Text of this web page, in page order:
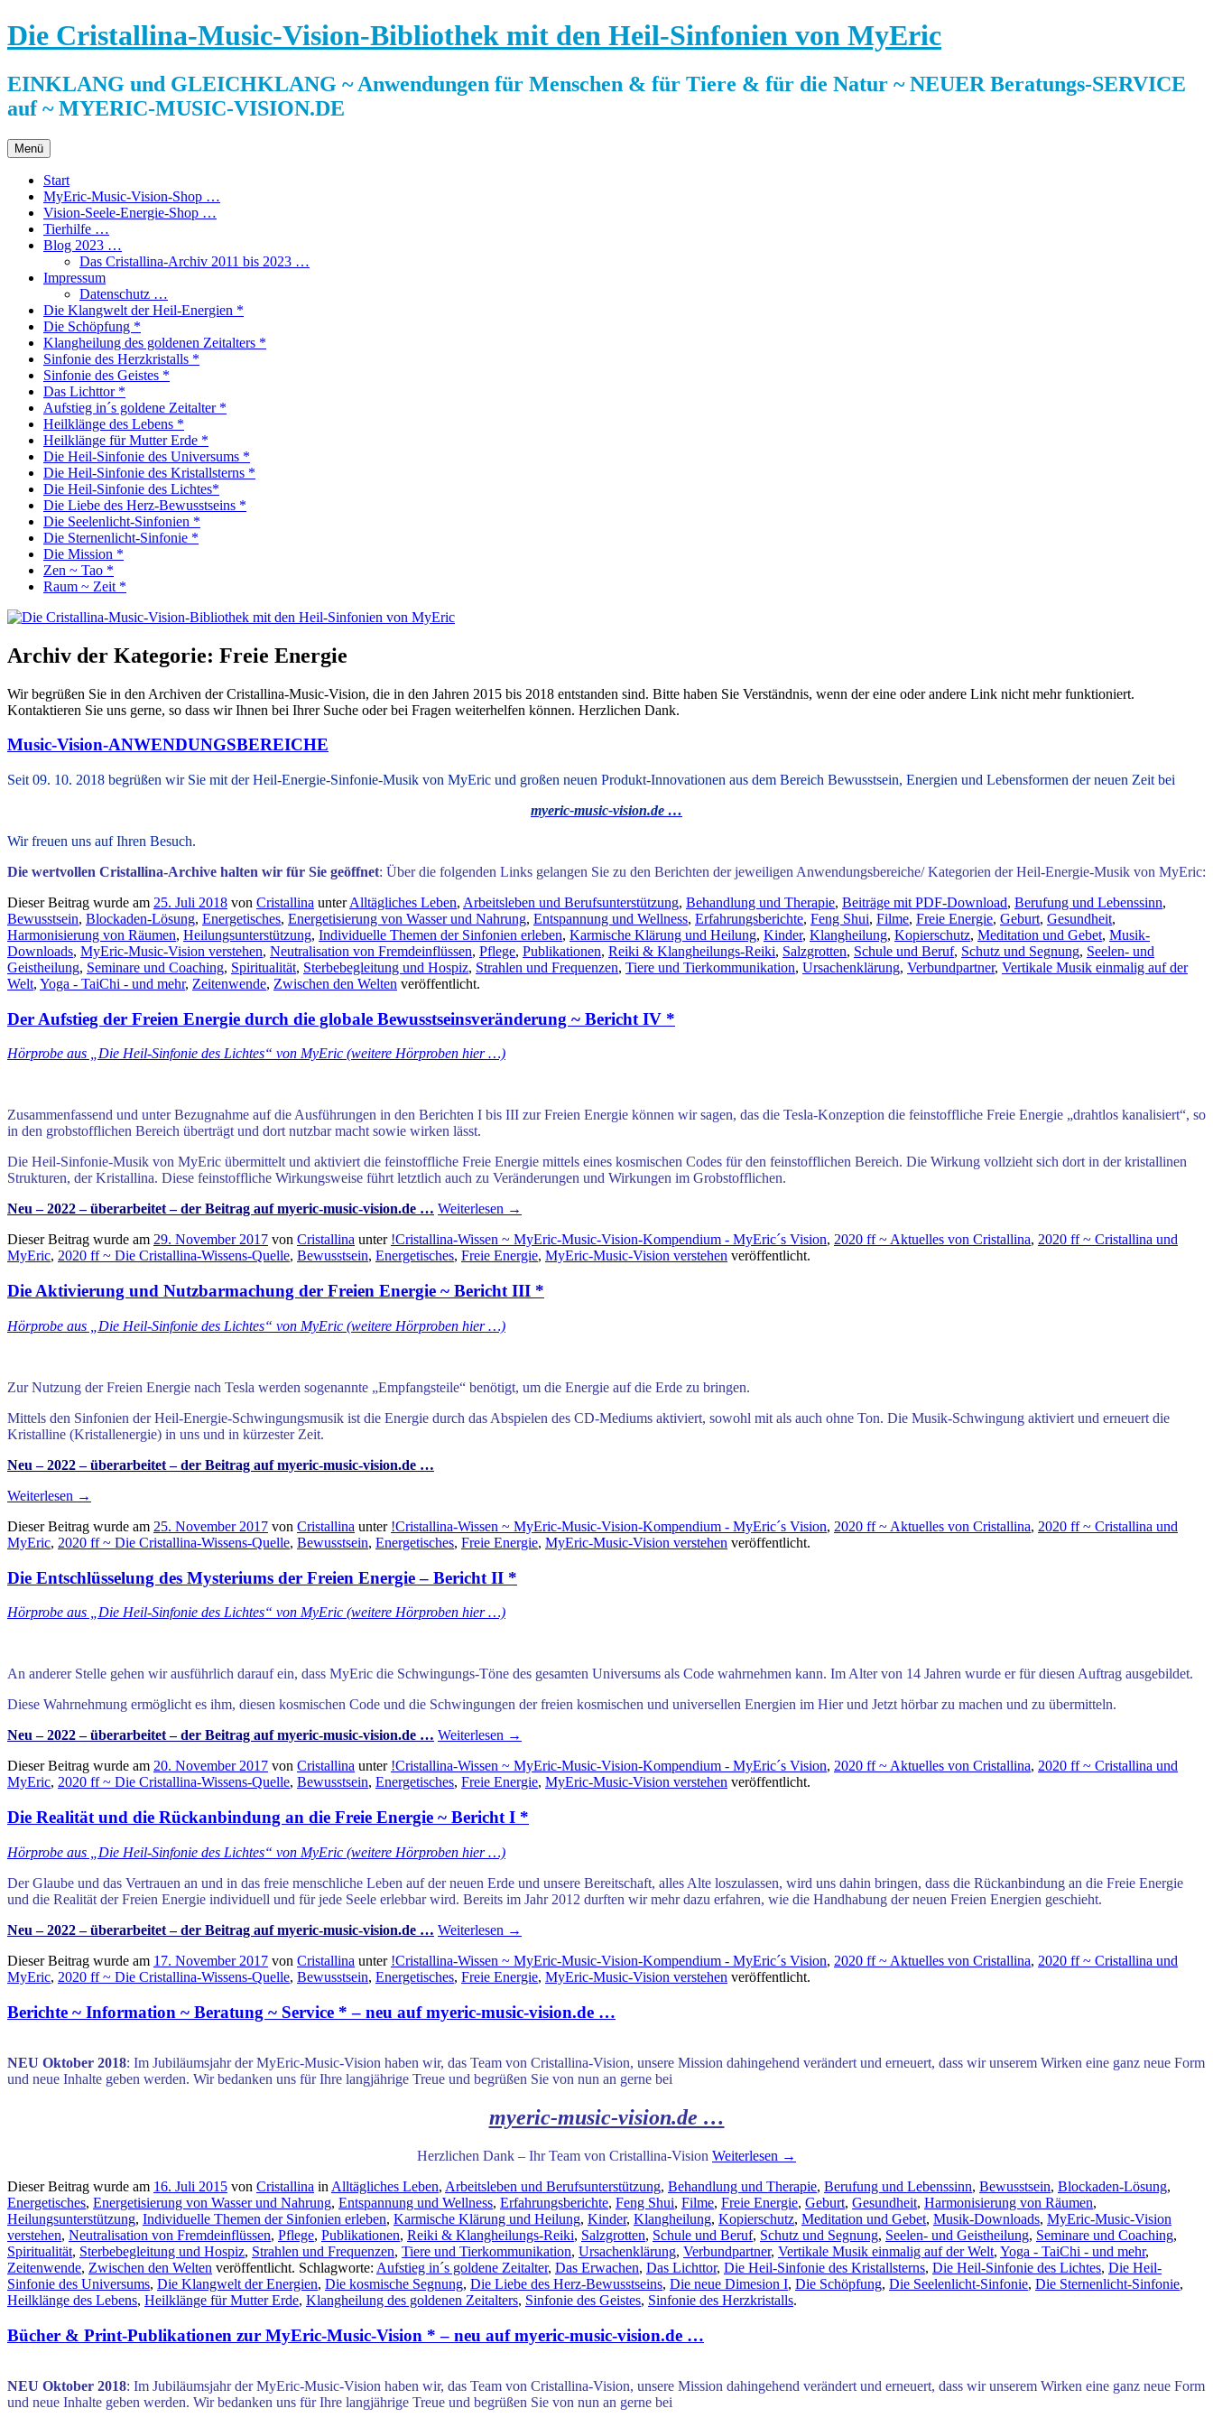
Zum
Inhalt
Die Cristallina-Music-Vision-Bibliothek mit den Heil-Sinfonien von MyEric
EINKLANG und GLEICHKLANG ~ Anwendungen für Menschen & für Tiere & für die Natur ~ NEUER Beratungs-SERVICE
auf ~ MYERIC-MUSIC-VISION.DE
Menü
Start
MyEric-Music-Vision-Shop …
Vision-Seele-Energie-Shop …
Tierhilfe …
Blog 2023 …
Das Cristallina-Archiv 2011 bis 2023 …
Impressum
Datenschutz …
Die Klangwelt der Heil-Energien *
Die Schöpfung *
Klangheilung des goldenen Zeitalters *
Sinfonie des Herzkristalls *
Sinfonie des Geistes *
Das Lichttor *
Aufstieg in´s goldene Zeitalter *
Heilklänge des Lebens *
Heilklänge für Mutter Erde *
Die Heil-Sinfonie des Universums *
Die Heil-Sinfonie des Kristallsterns *
Die Heil-Sinfonie des Lichtes*
Die Liebe des Herz-Bewusstseins *
Die Seelenlicht-Sinfonien *
Die Sternenlicht-Sinfonie *
Die Mission *
Zen ~ Tao *
Raum ~ Zeit *
Archiv der Kategorie: Freie Energie
Wir begrüßen Sie in den Archiven der Cristallina-Music-Vision, die in den Jahren 2015 bis 2018 entstanden sind. Bitte haben Sie Verständnis, wenn der eine oder andere Link nicht mehr funktioniert.
Kontaktieren Sie uns gerne, so dass wir Ihnen bei Ihrer Suche oder bei Fragen weiterhelfen können. Herzlichen Dank.
Music-Vision-ANWENDUNGSBEREICHE
Seit 09. 10. 2018 begrüßen wir Sie mit der Heil-Energie-Sinfonie-Musik von MyEric und großen neuen Produkt-Innovationen aus dem Bereich Bewusstsein, Energien und Lebensformen der neuen Zeit bei
myeric-music-vision.de …
Wir freuen uns auf Ihren Besuch.
Die wertvollen Cristallina-Archive halten wir für Sie geöffnet: Über die folgenden Links gelangen Sie zu den Berichten der jeweiligen Anwendungsbereiche/ Kategorien der Heil-Energie-Musik von MyEric:
Dieser Beitrag wurde am 25. Juli 2018 von Cristallina unterAlltägliches Leben, Arbeitsleben und Berufsunterstützung, Behandlung und Therapie, Beiträge mit PDF-Download, Berufung und Lebenssinn,
Bewusstsein, Blockaden-Lösung, Energetisches, Energetisierung von Wasser und Nahrung, Entspannung und Wellness, Erfahrungsberichte, Feng Shui, Filme, Freie Energie, Geburt, Gesundheit,
Harmonisierung von Räumen, Heilungsunterstützung, Individuelle Themen der Sinfonien erleben, Karmische Klärung und Heilung, Kinder, Klangheilung, Kopierschutz, Meditation und Gebet, Musik-
Downloads, MyEric-Music-Vision verstehen, Neutralisation von Fremdeinflüssen, Pflege, Publikationen, Reiki & Klangheilungs-Reiki, Salzgrotten, Schule und Beruf, Schutz und Segnung, Seelen- und
Geistheilung, Seminare und Coaching, Spiritualität, Sterbebegleitung und Hospiz, Strahlen und Frequenzen, Tiere und Tierkommunikation, Ursachenklärung, Verbundpartner, Vertikale Musik einmalig auf der
Welt, Yoga - TaiChi - und mehr, Zeitenwende, Zwischen den Welten veröffentlicht.
Der Aufstieg der Freien Energie durch die globale Bewusstseinsveränderung ~ Bericht IV *
Hörprobe aus „Die Heil-Sinfonie des Lichtes“ von MyEric (weitere Hörproben hier …)
Zusammenfassend und unter Bezugnahme auf die Ausführungen in den Berichten I bis III zur Freien Energie können wir sagen, das die Tesla-Konzeption die feinstoffliche Freie Energie „drahtlos kanalisiert“, so
in den grobstofflichen Bereich überträgt und dort nutzbar macht sowie wirken lässt.
Die Heil-Sinfonie-Musik von MyEric übermittelt und aktiviert die feinstoffliche Freie Energie mittels eines kosmischen Codes für den feinstofflichen Bereich. Die Wirkung vollzieht sich dort in der kristallinen
Strukturen, der Kristallina. Diese feinstoffliche Wirkungsweise führt letztlich auch zu Veränderungen und Wirkungen im Grobstofflichen.
Neu – 2022 – überarbeitet – der Beitrag auf myeric-music-vision.de … Weiterlesen →
Dieser Beitrag wurde am 29. November 2017 von Cristallina unter !Cristallina-Wissen ~ MyEric-Music-Vision-Kompendium - MyEric´s Vision, 2020 ff ~ Aktuelles von Cristallina, 2020 ff ~ Cristallina und
MyEric, 2020 ff ~ Die Cristallina-Wissens-Quelle, Bewusstsein, Energetisches, Freie Energie, MyEric-Music-Vision verstehen veröffentlicht.
Die Aktivierung und Nutzbarmachung der Freien Energie ~ Bericht III *
Hörprobe aus „Die Heil-Sinfonie des Lichtes“ von MyEric (weitere Hörproben hier …)
Zur Nutzung der Freien Energie nach Tesla werden sogenannte „Empfangsteile“ benötigt, um die Energie auf die Erde zu bringen.
Mittels den Sinfonien der Heil-Energie-Schwingungsmusik ist die Energie durch das Abspielen des CD-Mediums aktiviert, sowohl mit als auch ohne Ton. Die Musik-Schwingung aktiviert und erneuert die
Kristalline (Kristallenergie) in uns und in kürzester Zeit.
Neu – 2022 – überarbeitet – der Beitrag auf myeric-music-vision.de …
Weiterlesen →
Dieser Beitrag wurde am 25. November 2017 von Cristallina unter !Cristallina-Wissen ~ MyEric-Music-Vision-Kompendium - MyEric´s Vision, 2020 ff ~ Aktuelles von Cristallina, 2020 ff ~ Cristallina und
MyEric, 2020 ff ~ Die Cristallina-Wissens-Quelle, Bewusstsein, Energetisches, Freie Energie, MyEric-Music-Vision verstehen veröffentlicht.
Die Entschlüsselung des Mysteriums der Freien Energie – Bericht II *
Hörprobe aus „Die Heil-Sinfonie des Lichtes“ von MyEric (weitere Hörproben hier …)
An anderer Stelle gehen wir ausführlich darauf ein, dass MyEric die Schwingungs-Töne des gesamten Universums als Code wahrnehmen kann. Im Alter von 14 Jahren wurde er für diesen Auftrag ausgebildet.
Diese Wahrnehmung ermöglicht es ihm, diesen kosmischen Code und die Schwingungen der freien kosmischen und universellen Energien im Hier und Jetzt hörbar zu machen und zu übermitteln.
Neu – 2022 – überarbeitet – der Beitrag auf myeric-music-vision.de … Weiterlesen →
Dieser Beitrag wurde am 20. November 2017 von Cristallina unter !Cristallina-Wissen ~ MyEric-Music-Vision-Kompendium - MyEric´s Vision, 2020 ff ~ Aktuelles von Cristallina, 2020 ff ~ Cristallina und
MyEric, 2020 ff ~ Die Cristallina-Wissens-Quelle, Bewusstsein, Energetisches, Freie Energie, MyEric-Music-Vision verstehen veröffentlicht.
Die Realität und die Rückanbindung an die Freie Energie ~ Bericht I *
Hörprobe aus „Die Heil-Sinfonie des Lichtes“ von MyEric (weitere Hörproben hier …)
Der Glaube und das Vertrauen an und in das freie menschliche Leben auf der neuen Erde und unsere Bereitschaft, alles Alte loszulassen, wird uns dahin bringen, dass die Rückanbindung an die Freie Energie
und die Realität der Freien Energie individuell und für jede Seele erlebbar wird. Bereits im Jahr 2012 durften wir mehr dazu erfahren, wie die Handhabung der neuen Freien Energien geschieht.
Neu – 2022 – überarbeitet – der Beitrag auf myeric-music-vision.de … Weiterlesen →
Dieser Beitrag wurde am 17. November 2017 von Cristallina unter !Cristallina-Wissen ~ MyEric-Music-Vision-Kompendium - MyEric´s Vision, 2020 ff ~ Aktuelles von Cristallina, 2020 ff ~ Cristallina und
MyEric, 2020 ff ~ Die Cristallina-Wissens-Quelle, Bewusstsein, Energetisches, Freie Energie, MyEric-Music-Vision verstehen veröffentlicht.
Berichte ~ Information ~ Beratung ~ Service * – neu auf myeric-music-vision.de …
NEU Oktober 2018: Im Jubiläumsjahr der MyEric-Music-Vision haben wir, das Team von Cristallina-Vision, unsere Mission dahingehend verändert und erneuert, dass wir unserem Wirken eine ganz neue Form
und neue Inhalte geben werden. Wir bedanken uns für Ihre langjährige Treue und begrüßen Sie von nun an gerne bei
myeric-music-vision.de …
Herzlichen Dank – Ihr Team von Cristallina-Vision Weiterlesen →
Dieser Beitrag wurde am 16. Juli 2015 von Cristallina in Alltägliches Leben, Arbeitsleben und Berufsunterstützung, Behandlung und Therapie, Berufung und Lebenssinn, Bewusstsein, Blockaden-Lösung,
Energetisches, Energetisierung von Wasser und Nahrung, Entspannung und Wellness, Erfahrungsberichte, Feng Shui, Filme, Freie Energie, Geburt, Gesundheit, Harmonisierung von Räumen,
Heilungsunterstützung, Individuelle Themen der Sinfonien erleben, Karmische Klärung und Heilung, Kinder, Klangheilung, Kopierschutz, Meditation und Gebet, Musik-Downloads, MyEric-Music-Vision
verstehen, Neutralisation von Fremdeinflüssen, Pflege, Publikationen, Reiki & Klangheilungs-Reiki, Salzgrotten, Schule und Beruf, Schutz und Segnung, Seelen- und Geistheilung, Seminare und Coaching,
Spiritualität, Sterbebegleitung und Hospiz, Strahlen und Frequenzen, Tiere und Tierkommunikation, Ursachenklärung, Verbundpartner, Vertikale Musik einmalig auf der Welt, Yoga - TaiChi - und mehr,
Zeitenwende, Zwischen den Welten veröffentlicht. Schlagworte: Aufstieg in´s goldene Zeitalter, Das Erwachen, Das Lichttor, Die Heil-Sinfonie des Kristallsterns, Die Heil-Sinfonie des Lichtes, Die Heil-
Sinfonie des Universums, Die Klangwelt der Energien, Die kosmische Segnung, Die Liebe des Herz-Bewusstseins, Die neue Dimesion I, Die Schöpfung, Die Seelenlicht-Sinfonie, Die Sternenlicht-Sinfonie,
Heilklänge des Lebens, Heilklänge für Mutter Erde, Klangheilung des goldenen Zeitalters, Sinfonie des Geistes, Sinfonie des Herzkristalls.
Bücher & Print-Publikationen zur MyEric-Music-Vision * – neu auf myeric-music-vision.de …
NEU Oktober 2018: Im Jubiläumsjahr der MyEric-Music-Vision haben wir, das Team von Cristallina-Vision, unsere Mission dahingehend verändert und erneuert, dass wir unserem Wirken eine ganz neue Form
und neue Inhalte geben werden. Wir bedanken uns für Ihre langjährige Treue und begrüßen Sie von nun an gerne bei